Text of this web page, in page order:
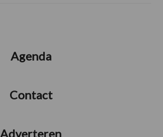
Agenda
Contact
Adverteren